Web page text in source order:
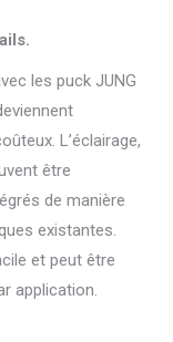
les puck JUNG
L’éclairage,
être
de manière
existantes.
et peut être
application.